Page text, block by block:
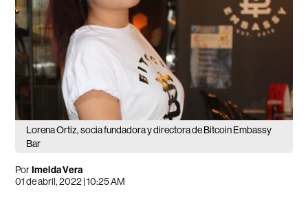
Lorena Ortiz, socia fundadora y directora de Bitcoin Embassy
Bar
PorImelda Vera
01 de abril, 2022 | 10:25 AM